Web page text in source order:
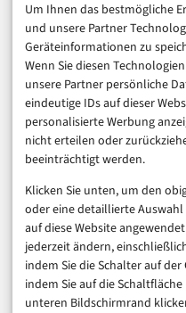
Um Ihnen das bestmögliche
und unsere Partner
Geräteinformationen zu
Wenn Sie diesen
unsere Partner persönliche
eindeutige IDs auf dieser
personalisierte Werbung
nicht erteilen oder
beeinträchtigt werden.
Klicken Sie unten, um den
oder eine detaillierte
auf diese Website
jederzeit ändern,
indem Sie die Schalter auf
indem Sie auf die
unteren Bildschirmrand
Dokumentationstiefe
Hilfsmittel – etwa
Trotz dieser Einwände
politische Wille in
Transparenz ist kein
geltendes Recht.
Aufweichung der
riskantes Spiel.